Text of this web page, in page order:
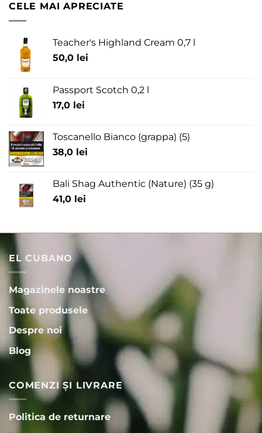
CELE MAI APRECIATE
Teacher's Highland Cream 0,7 l
50,0 lei
Passport Scotch 0,2 l
17,0 lei
Toscanello Bianco (grappa) (5)
38,0 lei
Bali Shag Authentic (Nature) (35 g)
41,0 lei
EL CUBANO
Magazinele noastre
Toate produsele
Despre noi
Blog
COMENZI ȘI LIVRARE
Politica de returnare